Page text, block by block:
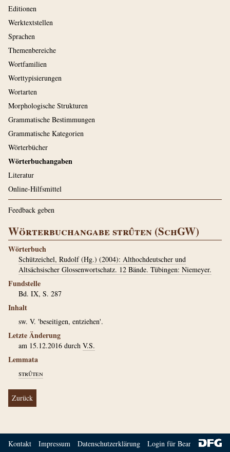
Editionen
Werktextstellen
Sprachen
Themenbereiche
Wortfamilien
Worttypisierungen
Wortarten
Morphologische Strukturen
Grammatische Bestimmungen
Grammatische Kategorien
Wörterbücher
Wörterbuchangaben
Literatur
Online-Hilfsmittel
Feedback geben
Wörterbuchangabe strûten (SchGW)
Wörterbuch
Schützeichel, Rudolf (Hg.) (2004): Althochdeutscher und
Altsächsischer Glossenwortschatz. 12 Bände. Tübingen: Niemeyer.
Fundstelle
Bd. IX, S. 287
Inhalt
sw. V. 'beseitigen, entziehen'.
Letzte Änderung
am 15.12.2016 durch V.S.
Lemmata
strûten
Zurück
Kontakt Impressum Datenschutzerklärung Login für Bearbeiter